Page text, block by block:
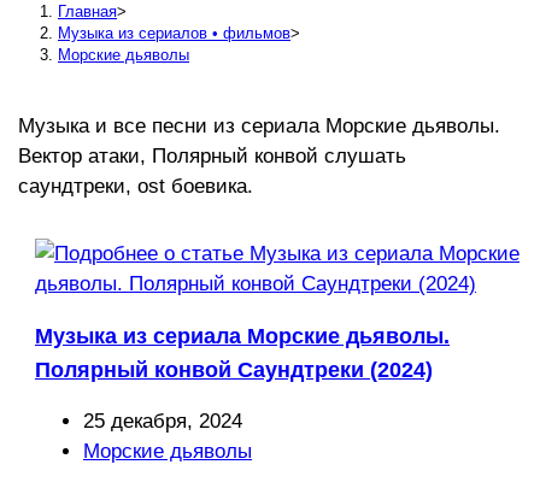
Главная>
Музыка из сериалов • фильмов>
Морские дьяволы
Музыка и все песни из сериала Морские дьяволы.
Вектор атаки, Полярный конвой слушать
саундтреки, ost боевика.
Музыка из сериала Морские дьяволы.
Полярный конвой Саундтреки (2024)
Запись
опубликована:
25 декабря, 2024
Рубрика
Морские дьяволы